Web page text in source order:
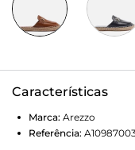
Características
Marca: Arezzo
Referência: